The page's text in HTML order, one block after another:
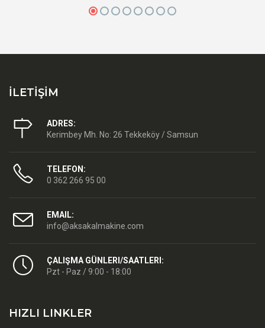
İLETİŞİM
ADRES:
Kerimbey Mh. No: 26 Tekkeköy / Samsun
TELEFON:
0 362 266 95 00
EMAIL:
info@aksakalmakine.com
ÇALIŞMA GÜNLERI/SAATLERI:
Pzt - Paz / 9:00 - 18:00
HIZLI LINKLER